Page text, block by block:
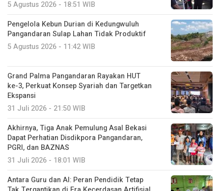
5 Agustus 2026 - 18:51 WIB
Pengelola Kebun Durian di Kedungwuluh
Pangandaran Sulap Lahan Tidak Produktif ‎
5 Agustus 2026 - 11:42 WIB
Grand Palma Pangandaran Rayakan HUT
ke-3, Perkuat Konsep Syariah dan Targetkan
Ekspansi
31 Juli 2026 - 21:50 WIB
Akhirnya, Tiga Anak Pemulung Asal Bekasi
Dapat Perhatian Disdikpora Pangandaran,
PGRI, dan BAZNAS
31 Juli 2026 - 18:01 WIB
Antara Guru dan AI: Peran Pendidik Tetap